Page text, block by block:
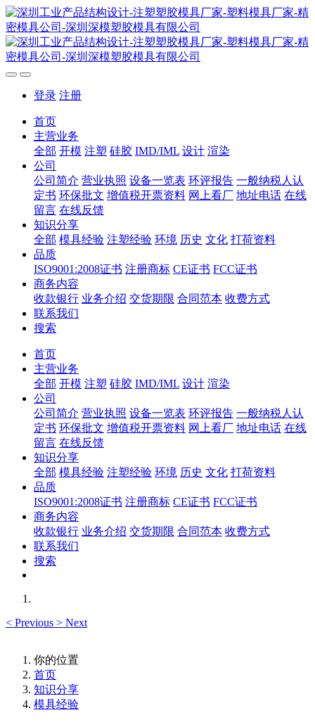
登录 注册
首页
主营业务
全部 开模 注塑 硅胶 IMD/IML 设计 渲染
公司
公司简介 营业执照 设备一览表 环评报告 一般纳税人认
定书 环保批文 增值税开票资料 网上看厂 地址电话 在线
留言 在线反馈
知识分享
全部 模具经验 注塑经验 环境 历史 文化 打荷资料
品质
ISO9001:2008证书 注册商标 CE证书 FCC证书
商务内容
收款银行 业务介绍 交货期限 合同范本 收费方式
联系我们
搜索
首页
主营业务
全部 开模 注塑 硅胶 IMD/IML 设计 渲染
公司
公司简介 营业执照 设备一览表 环评报告 一般纳税人认
定书 环保批文 增值税开票资料 网上看厂 地址电话 在线
留言 在线反馈
知识分享
全部 模具经验 注塑经验 环境 历史 文化 打荷资料
品质
ISO9001:2008证书 注册商标 CE证书 FCC证书
商务内容
收款银行 业务介绍 交货期限 合同范本 收费方式
联系我们
搜索
< Previous > Next
你的位置
首页
知识分享
模具经验